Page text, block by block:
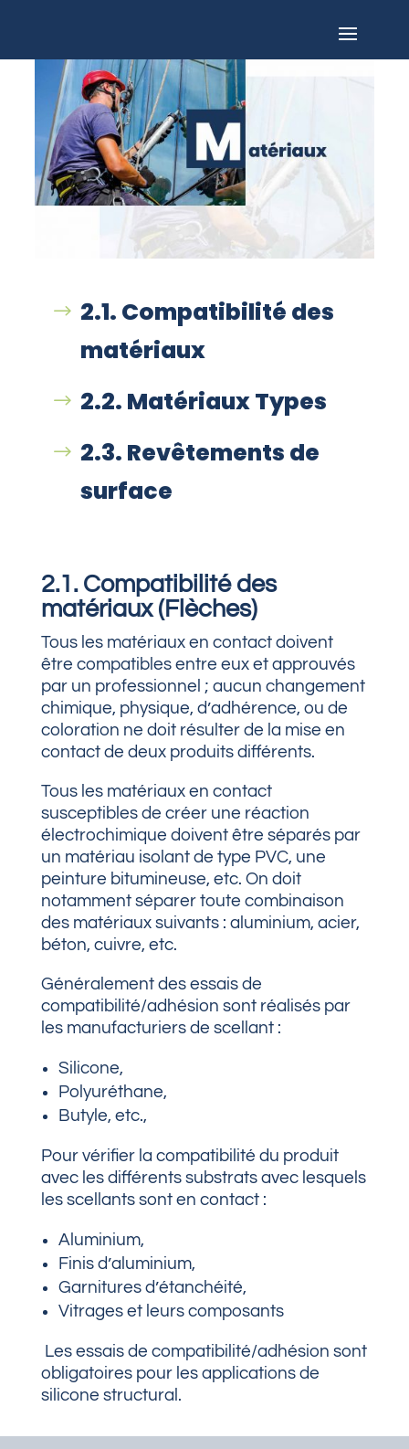
2.1. Compatibilité des
matériaux
2.2. Matériaux Types
2.3. Revêtements de
surface
2.1. Compatibilité des
matériaux (Flèches)
Tous les matériaux en contact doivent
être compatibles entre eux et approuvés
par un professionnel ; aucun changement
chimique, physique, d’adhérence, ou de
coloration ne doit résulter de la mise en
contact de deux produits différents.
Tous les matériaux en contact
susceptibles de créer une réaction
électrochimique doivent être séparés par
un matériau isolant de type PVC, une
peinture bitumineuse, etc. On doit
notamment séparer toute combinaison
des matériaux suivants : aluminium, acier,
béton, cuivre, etc.
Généralement des essais de
compatibilité/adhésion sont réalisés par
les manufacturiers de scellant :
Silicone,
Polyuréthane,
Butyle, etc.,
Pour vérifier la compatibilité du produit
avec les différents substrats avec lesquels
les scellants sont en contact :
Aluminium,
Finis d’aluminium,
Garnitures d’étanchéité,
Vitrages et leurs composants
Les essais de compatibilité/adhésion sont
obligatoires pour les applications de
silicone structural.